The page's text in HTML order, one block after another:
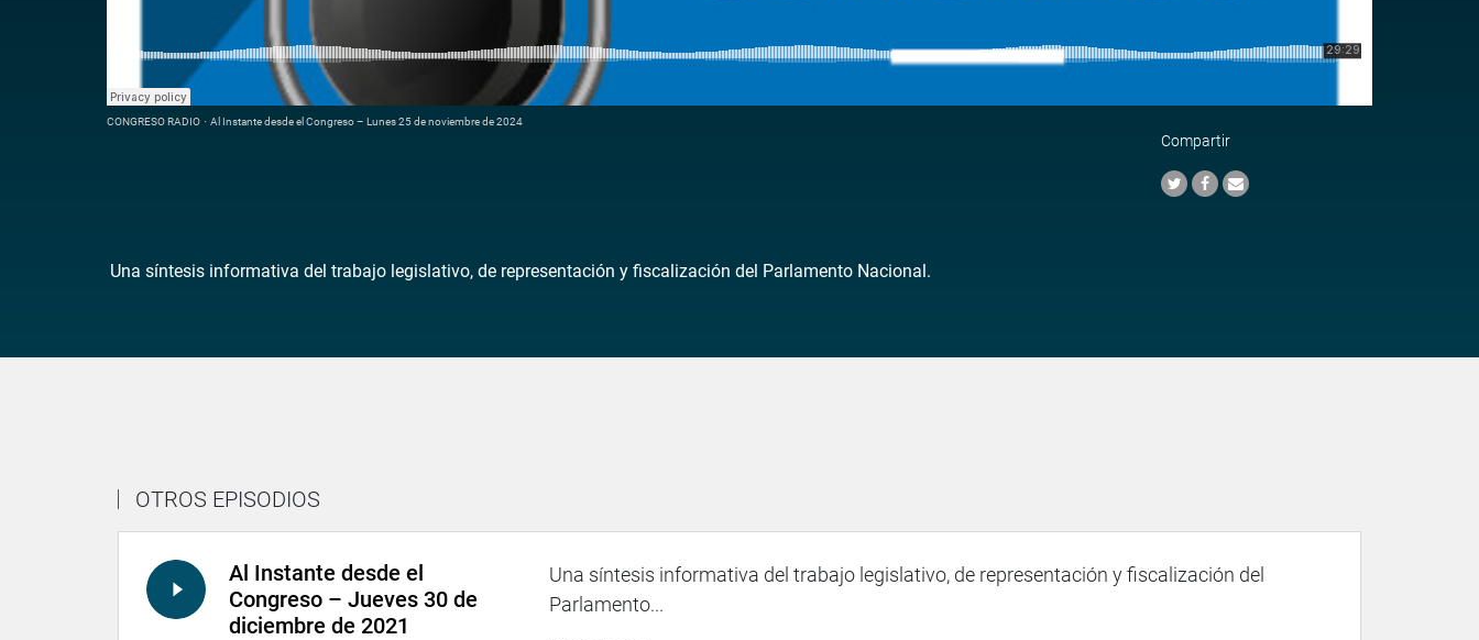
CONGRESO RADIO · Al Instante desde el Congreso – Lunes 25 de noviembre de 2024
Compartir
Una síntesis informativa del trabajo legislativo, de representación y fiscalización del Parlamento Nacional.
OTROS EPISODIOS
Al Instante desde el
Congreso – Jueves 30 de
diciembre de 2021
Una síntesis informativa del trabajo legislativo, de representación y fiscalización del
Parlamento...